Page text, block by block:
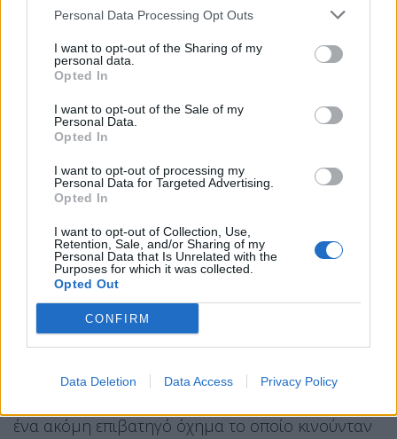
Personal Data Processing Opt Outs
I want to opt-out of the Sharing of my
personal data.
Opted In
I want to opt-out of the Sale of my
Personal Data.
Opted In
I want to opt-out of processing my
Personal Data for Targeted Advertising.
Opted In
I want to opt-out of Collection, Use,
Retention, Sale, and/or Sharing of my
Personal Data that Is Unrelated with the
Purposes for which it was collected.
Opted Out
CONFIRM
Data Deletion Data Access Privacy Policy
αρπάζει το παιδί στην αγκαλιά της και
απομακρύνεται ελάχιστα δευτερόλεπτα πριν το
αυτοκίνητο πέσει με δύναμη πάνω στο
αποδείχθηκε καθοριστική και απέτρεψε τα
χειρότερα.
Ο συγκεκριμένος οδηγός, οδηγώντας αυτοκίνητο,
εξετράπη της πορείας του, παραβίασε ρυθμιστική
πινακίδα απαγόρευσης εισόδου και εισήλθε στο
αντίθετο ρεύμα κυκλοφορίας και κινούμενος
αντίθετα σε μονόδρομο, προσέκρουσε –
συγκρούστηκε διαδοχικά σε: τρία σταθμευμένα
ένα ακόμη επιβατηγό όχημα το οποίο κινούνταν